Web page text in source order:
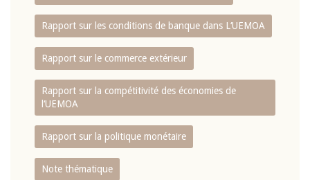
Rapport sur les conditions de banque dans L‘UEMOA
Rapport sur le commerce extérieur
Rapport sur la compétitivité des économies de
l‘UEMOA
Rapport sur la politique monétaire
Note thématique